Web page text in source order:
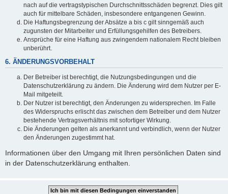
nach auf die vertragstypischen Durchschnittsschäden begrenzt. Dies gilt
auch für mittelbare Schäden, insbesondere entgangenen Gewinn.
Die Haftungsbegrenzung der Absätze a bis c gilt sinngemäß auch
zugunsten der Mitarbeiter und Erfüllungsgehilfen des Betreibers.
Ansprüche für eine Haftung aus zwingendem nationalem Recht bleiben
unberührt.
6. ÄNDERUNGSVORBEHALT
Der Betreiber ist berechtigt, die Nutzungsbedingungen und die
Datenschutzerklärung zu ändern. Die Änderung wird dem Nutzer per E-
Mail mitgeteilt.
Der Nutzer ist berechtigt, den Änderungen zu widersprechen. Im Falle
des Widerspruchs erlischt das zwischen dem Betreiber und dem Nutzer
bestehende Vertragsverhältnis mit sofortiger Wirkung.
Die Änderungen gelten als anerkannt und verbindlich, wenn der Nutzer
den Änderungen zugestimmt hat.
Informationen über den Umgang mit Ihren persönlichen Daten sind
in der Datenschutzerklärung enthalten.